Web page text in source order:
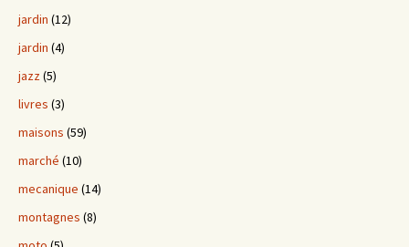
jardin (12)
jardin (4)
jazz(5)
livres (3)
maisons (59)
marché (10)
mecanique (14)
montagnes (8)